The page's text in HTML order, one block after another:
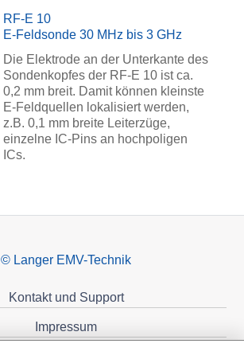
RF-E 10
E-Feldsonde 30 MHz bis 3 GHz
Die Elektrode an der Unterkante des
Sondenkopfes der RF-E 10 ist ca.
0,2 mm breit. Damit können kleinste
E-Feldquellen lokalisiert werden,
z.B. 0,1 mm breite Leiterzüge,
einzelne IC-Pins an hochpoligen
ICs.
© Langer EMV-Technik
Kontakt und Support
Impressum